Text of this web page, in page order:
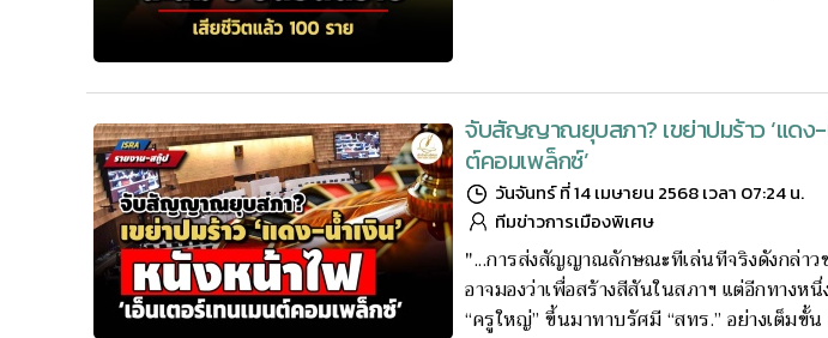
จับสัญญาณยุบสภา? เขย่าปมร้าว ‘แดง-น้
ต์คอมเพล็กซ์’
วันจันทร์ ที่ 14 เมษายน 2568 เวลา 07:24 น.
ทีมข่าวการเมืองพิเศษ
"...การส่งสัญญาณลักษณะทีเล่นทีจริงดังกล่าว
อาจมองว่าเพื่อสร้างสีสันในสภาฯ แต่อีกทางห
“ครูใหญ่” ขึ้นมาทาบรัศมี “สทร.” อย่างเต็มขั้